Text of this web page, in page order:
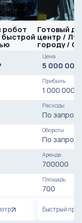
робот
быстрой
Готовый
центр /
городу /
доход
Цена
5 000 000
Прибыль
1 000 000
Расходы
По запросу
Обороты
По запросу
Аренда
700000
Площадь
700
Быстрый